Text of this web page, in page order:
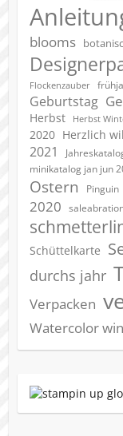
blooms
Flockenzauber
Geburtstag
Herbst
Herbst
2020 Herzlich
2021
minikatalog jan jun
Ostern Pinguin
2020
Schüttelkarte
durchs jahr
Verpacken
Watercolor